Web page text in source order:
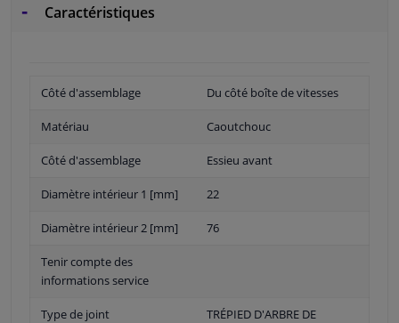
Caractéristiques
Côté d'assemblage Du côté boîte de vitesses
Matériau Caoutchouc
Côté d'assemblage Essieu avant
Diamètre intérieur 1 [mm] 22
Diamètre intérieur 2 [mm] 76
Tenir compte des
informations service
Type de joint
TRÉPIED D'ARBRE DE